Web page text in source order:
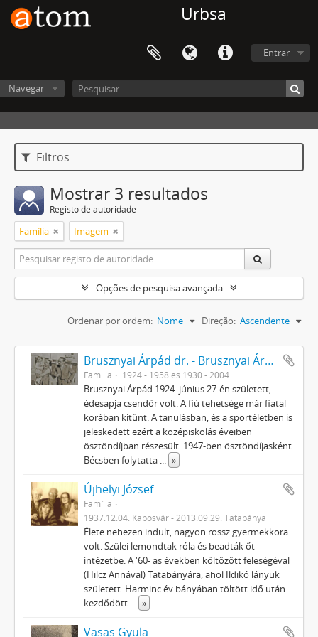
Urbsa
Entrar
Navegar
Filtros
Mostrar 3 resultados
Registo de autoridade
Família Imagem
Opções de pesquisa avançada
Ordenar por ordem: Nome Direção: Ascendente
Brusznyai Árpád dr. - Brusznyai Árpádné Honti Ilona
Família 1924 - 1958 és 1930 - 2004
Brusznyai Árpád 1924. június 27-én született,
édesapja csendőr volt. A fiú tehetsége már fiatal
korában kitűnt. A tanulásban, és a sportéletben is
jeleskedett ezért a középiskolás éveiben
ösztöndíjban részesült. 1947-ben ösztöndíjasként
Bécsben folytatta ... »
Újhelyi József
Família
1937.12.04. Kaposvár - 2013.09.29. Tatabánya
Élete nehezen indult, nagyon rossz gyermekkora
volt. Szülei lemondtak róla és beadták őt
intézetbe. A '60- as években költözött feleségéval
(Hilcz Annával) Tatabányára, ahol Ildikó lányuk
született. Harminc év bányában töltött idő után
kezdődött ... »
Vasas Gyula